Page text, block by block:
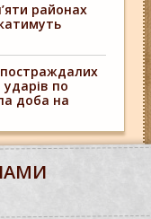
районах
по
доба на